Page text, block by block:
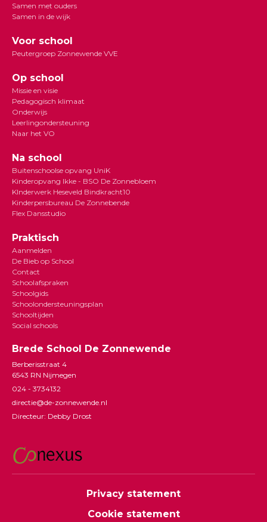
Samen met ouders
Samen in de wijk
Voor school
Peutergroep Zonnewende VVE
Op school
Missie en visie
Pedagogisch klimaat
Onderwijs
Leerlingondersteuning
Naar het VO
Na school
Buitenschoolse opvang UniK
Kinderopvang Ikke - BSO De Zonnebloem
KInderwerk Heseveld Bindkracht10
Kinderpersbureau De Zonnebende
Flex Dansstudio
Praktisch
Aanmelden
De Bieb op School
Contact
Schoolafspraken
Schoolgids
Schoolondersteuningsplan
Schooltijden
Social schools
Brede School De Zonnewende
Berberisstraat 4
6543 RN Nijmegen
024 - 3734132
directie@de-zonnewende.nl
Directeur: Debby Drost
Privacy statement
Cookie statement